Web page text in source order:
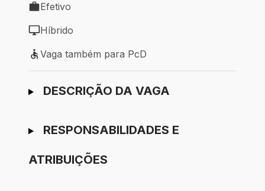
Tipo de vaga: Efetivo
Efetivo
Modelo de trabalho: Híbrido
Híbrido
Vaga também para PcD
Vaga também para PcD
Ir para candidatura
DESCRIÇÃO DA VAGA
RESPONSABILIDADES E
ATRIBUIÇÕES